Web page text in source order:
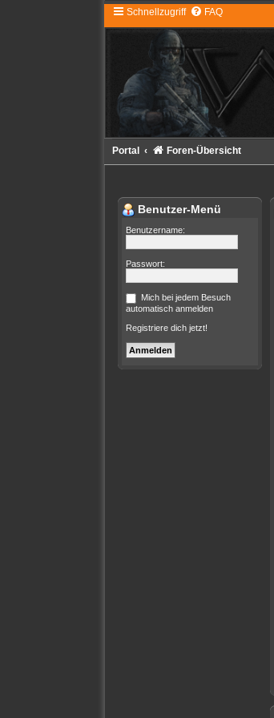
Schnellzugriff FAQ
Portal Foren-Übersicht
Benutzer-Menü
Benutzername:
Passwort:
Mich bei jedem Besuch
automatisch anmelden
Registriere dich jetzt!